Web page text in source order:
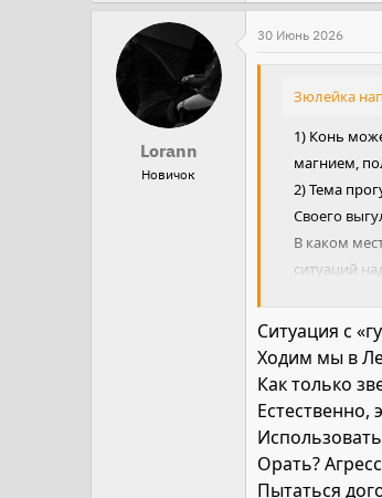
е
а
к
Lorann
Новичок
30 Июнь 2026
Зюлейка
1) Конь
магнием,
2) Тема
Своего
В каком
ситуаций
Ради
Но, если
Ситуация с
Ходим мы в
Как только
Орать?
Пытаться